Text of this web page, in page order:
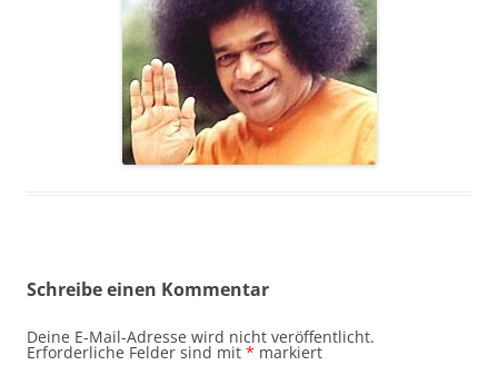
Schreibe einen Kommentar
Deine E-Mail-Adresse wird nicht veröffentlicht.
Erforderliche Felder sind mit * markiert